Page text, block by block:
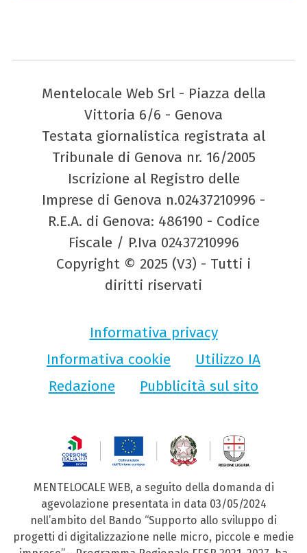
Mentelocale Web Srl - Piazza della
Vittoria 6/6 - Genova
Testata giornalistica registrata al
Tribunale di Genova nr. 16/2005
Iscrizione al Registro delle
Imprese di Genova n.02437210996 -
R.E.A. di Genova: 486190 - Codice
Fiscale / P.Iva 02437210996
Copyright © 2025 (V3) - Tutti i
diritti riservati
Informativa privacy
Informativa cookie
Utilizzo IA
Redazione
Pubblicità sul sito
MENTELOCALE WEB, a seguito della domanda di
agevolazione presentata in data 03/05/2024
nell’ambito del Bando “Supporto allo sviluppo di
progetti di digitalizzazione nelle micro, piccole e medie